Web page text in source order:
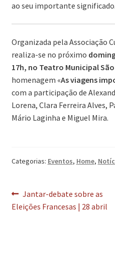
ao seu importante significado.
Organizada pela Associação
realiza-se no próximo
17h, no Teatro Municipal
homenagem «As viagens
com a participação de
Lorena, Clara Ferreira Alves,
Mário Laginha e Miguel Mira.
Categorias: Eventos, Home,
Navegação
de
Artigo
anterior:
Jantar-debate sobre as
Eleições Francesas | 28 abril